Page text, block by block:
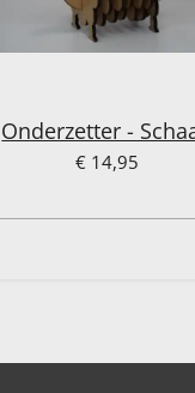
Onderzetter -
€ 14,95